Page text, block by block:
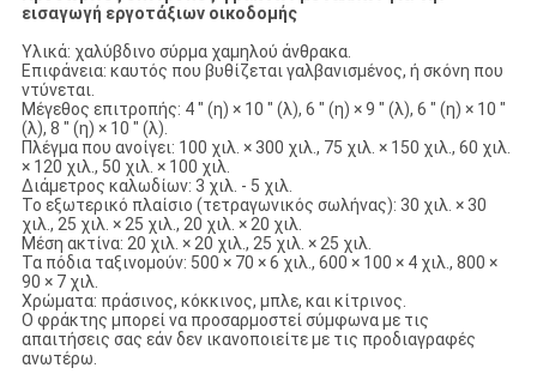
εισαγωγή εργοτάξιων οικοδομής
Υλικά: χαλύβδινο σύρμα χαμηλού άνθρακα.
Επιφάνεια: καυτός που βυθίζεται γαλβανισμένος, ή σκόνη που
ντύνεται.
Μέγεθος επιτροπής: 4 " (η) × 10 " (λ), 6 " (η) × 9 " (λ), 6 " (η) × 10 "
(λ), 8 " (η) × 10 " (λ).
Πλέγμα που ανοίγει: 100 χιλ. × 300 χιλ., 75 χιλ. × 150 χιλ., 60 χιλ.
× 120 χιλ., 50 χιλ. × 100 χιλ.
Διάμετρος καλωδίων: 3 χιλ. - 5 χιλ.
Το εξωτερικό πλαίσιο (τετραγωνικός σωλήνας): 30 χιλ. × 30
χιλ., 25 χιλ. × 25 χιλ., 20 χιλ. × 20 χιλ.
Μέση ακτίνα: 20 χιλ. × 20 χιλ., 25 χιλ. × 25 χιλ.
Τα πόδια ταξινομούν: 500 × 70 × 6 χιλ., 600 × 100 × 4 χιλ., 800 ×
90 × 7 χιλ.
Χρώματα: πράσινος, κόκκινος, μπλε, και κίτρινος.
Ο φράκτης μπορεί να προσαρμοστεί σύμφωνα με τις
απαιτήσεις σας εάν δεν ικανοποιείτε με τις προδιαγραφές
ανωτέρω.